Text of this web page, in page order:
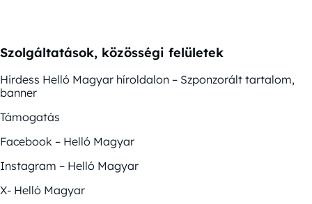
Szolgáltatások, közösségi felületek
Hirdess Helló Magyar híroldalon – Szponzorált tartalom,
banner
Támogatás
Facebook – Helló Magyar
Instagram – Helló Magyar
X- Helló Magyar